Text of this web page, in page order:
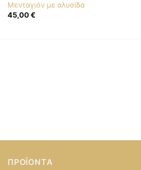
Μενταγιόν με αλυσίδα
45,00€
ΠΡΟΪΌΝΤΑ